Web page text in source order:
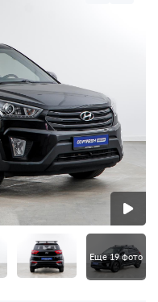
Еще 19 фото